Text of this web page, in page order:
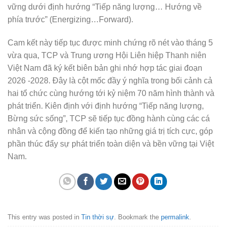
vững dưới định hướng “Tiếp năng lượng… Hướng về
phía trước” (Energizing…Forward).
Cam kết này tiếp tục được minh chứng rõ nét vào tháng 5
vừa qua, TCP và Trung ương Hội Liên hiệp Thanh niên
Việt Nam đã ký kết biên bản ghi nhớ hợp tác giai đoạn
2026 -2028. Đây là cột mốc đầy ý nghĩa trong bối cảnh cả
hai tổ chức cùng hướng tới kỷ niệm 70 năm hình thành và
phát triển. Kiên định với định hướng “Tiếp năng lượng,
Bừng sức sống”, TCP sẽ tiếp tục đồng hành cùng các cá
nhân và cộng đồng để kiến tạo những giá trị tích cực, góp
phần thúc đẩy sự phát triển toàn diện và bền vững tại Việt
Nam.
This entry was posted in Tin thời sự . Bookmark the permalink